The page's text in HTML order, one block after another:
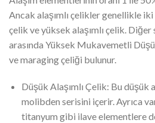
Ancak alaşımlı çelikler genellikle
çelik ve yüksek alaşımlı çelik.
arasında Yüksek Mukavemetli
ve maraging çeliği bulunur.
Düşük Alaşımlı Çelik: Bu düşük
molibden serisini içerir. Ayrıca
titanyum gibi ilave elementlere